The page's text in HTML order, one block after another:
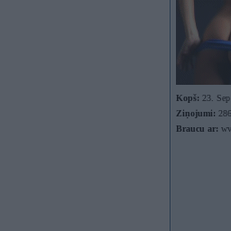
Kopš: 23.
Ziņojumi:
Braucu ar: wv